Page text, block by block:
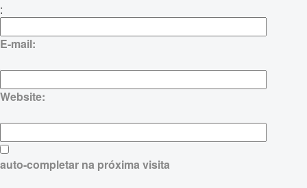
:
E-mail:
Website:
auto-completar na próxima visita